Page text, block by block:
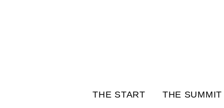
THE START THE SUMMIT